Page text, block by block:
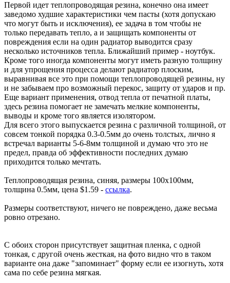
Первой идет теплопроводящая резина, конечно она имеет
заведомо худшие характеристики чем пасты (хотя допускаю
что могут быть и исключения), ее задача в том чтобы не
только передавать тепло, а и защищать компоненты от
повреждения если на один радиатор выводится сразу
несколько источников тепла. Ближайший пример - ноутбук.
Кроме того иногда компоненты могут иметь разную толщину
и для упрощения процесса делают радиатор плоским,
выравнивая все это при помощи теплопроводящей резины, ну
и не забываем про возможный перекос, защиту от ударов и пр.
Еще вариант применения, отвод тепла от печатной платы,
здесь резина помогает не замечать мелкие компоненты,
выводы и кроме того является изолятором.
Для всего этого выпускается резина с различной толщиной, от
совсем тонкой порядка 0.3-0.5мм до очень толстых, лично я
встречал варианты 5-6-8мм толщиной и думаю что это не
предел, правда об эффективности последних думаю
приходится только мечтать.
Теплопроводящая резина, синяя, размеры 100х100мм,
толщина 0.5мм, цена $1.59 - ссылка.
Размеры соответствуют, ничего не повреждено, даже весьма
ровно отрезано.
С обоих сторон присутствует защитная пленка, с одной
тонкая, с другой очень жесткая, на фото видно что в таком
варианте она даже "запоминает" форму если ее изогнуть, хотя
сама по себе резина мягкая.